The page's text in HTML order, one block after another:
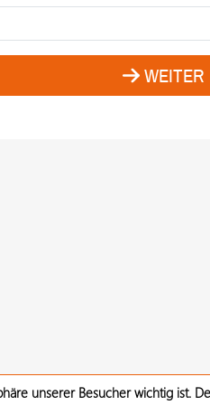
WEITER
unserer Besucher wichtig ist.